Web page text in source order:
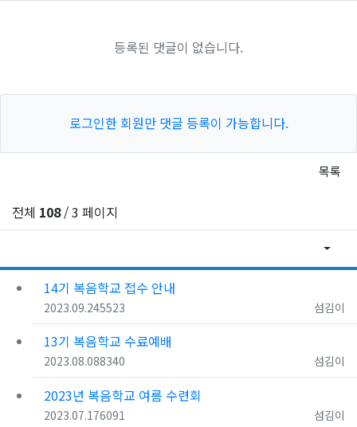
등록된 댓글이 없습니다.
로그인한 회원만 댓글 등록이 가능합니다.
목록
전체 108/ 3 페이지
게시
14기 복음학교 접수 안내
등록자
섬김이
등록일
2023.09.24조회
5523
13기 복음학교 수료예배
등록자
섬김이
등록일
2023.08.08조회
8340
2023년 복음학교 여름 수련회
등록자
섬김이
등록일
2023.07.17조회
6091